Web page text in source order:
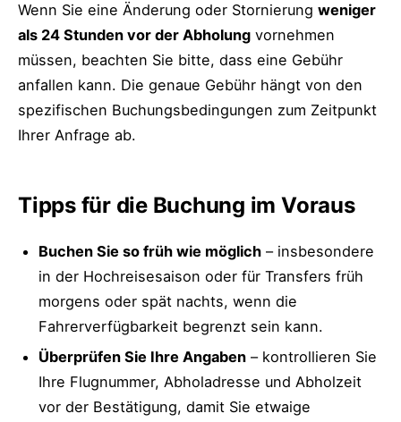
Wenn Sie eine Änderung oder Stornierung weniger
als 24 Stunden vor der Abholung vornehmen
müssen, beachten Sie bitte, dass eine Gebühr
anfallen kann. Die genaue Gebühr hängt von den
spezifischen Buchungsbedingungen zum Zeitpunkt
Ihrer Anfrage ab.
Tipps für die Buchung im Voraus
Buchen Sie so früh wie möglich– insbesondere
in der Hochreisesaison oder für Transfers früh
morgens oder spät nachts, wenn die
Fahrerverfügbarkeit begrenzt sein kann.
Überprüfen Sie Ihre Angaben– kontrollieren Sie
Ihre Flugnummer, Abholadresse und Abholzeit
vor der Bestätigung, damit Sie etwaige